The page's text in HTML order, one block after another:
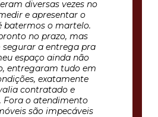
diversas vezes no
e apresentar o
batermos o martelo.
no prazo, mas
a entrega pra
espaço ainda não
entregaram tudo em
exatamente
contratado e
Fora o atendimento
são impecáveis